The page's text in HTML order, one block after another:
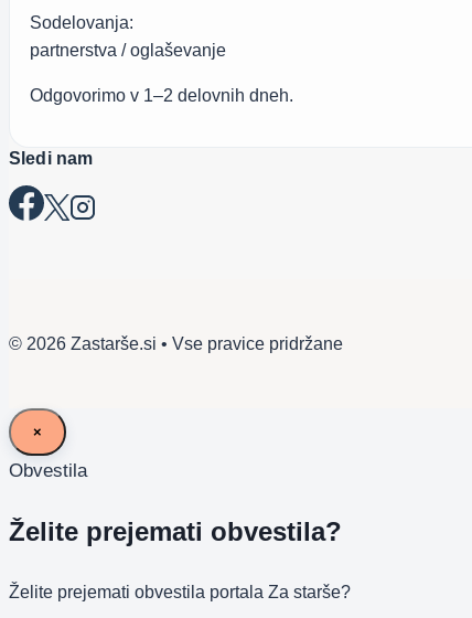
Sodelovanja:
partnerstva / oglaševanje
Odgovorimo v 1–2 delovnih dneh.
Sledi nam
© 2026 Zastarše.si • Vse pravice pridržane
×
Obvestila
Želite prejemati obvestila?
Želite prejemati obvestila portala Za starše?